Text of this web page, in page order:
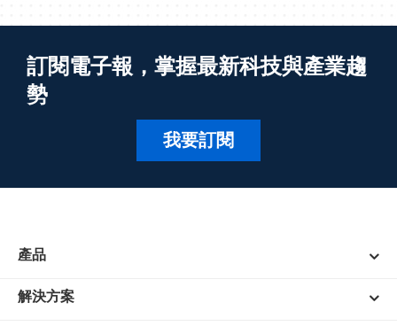
訂閱電子報，掌握最新科技與產業趨
勢
我要訂閱
產品
解決方案